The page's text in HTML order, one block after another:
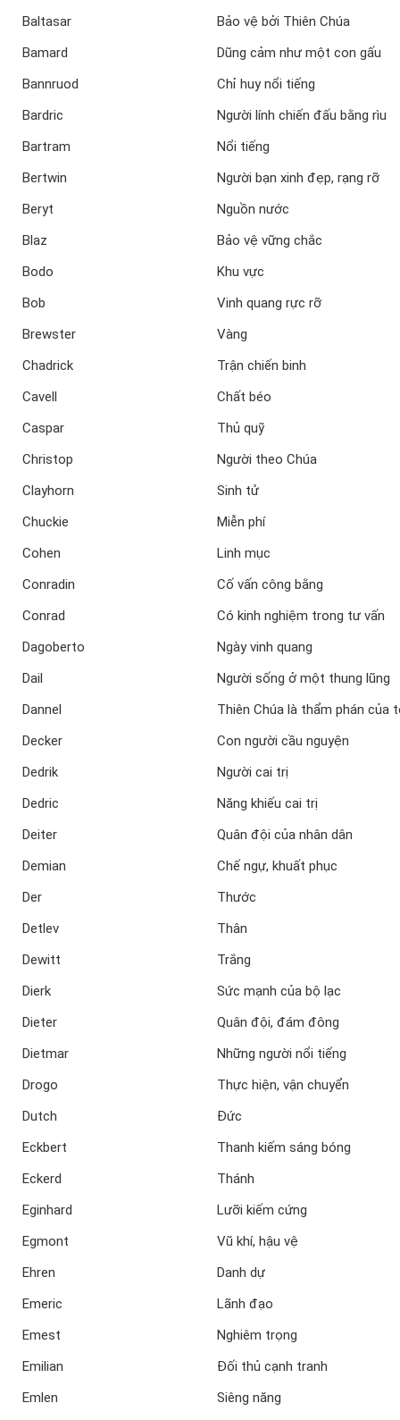
Baltasar
Bảo vệ bởi Thiên Chúa
Bamard
Dũng cảm như một con gấu
Bannruod
Chỉ huy nổi tiếng
Bardric
Người lính chiến đấu bằng rìu
Bartram
Nổi tiếng
Bertwin
Người bạn xinh đẹp, rạng rỡ
Beryt
Nguồn nước
Blaz
Bảo vệ vững chắc
Bodo
Khu vực
Bob
Vinh quang rực rỡ
Brewster
Vàng
Chadrick
Trận chiến binh
Cavell
Chất béo
Caspar
Thủ quỹ
Christop
Người theo Chúa
Clayhorn
Sinh tử
Chuckie
Miễn phí
Cohen
Linh mục
Conradin
Cố vấn công bằng
Conrad
Có kinh nghiệm trong tư vấn
Dagoberto
Ngày vinh quang
Dail
Người sống ở một thung lũng
Dannel
Thiên Chúa là thẩm phán của
Decker
Con người cầu nguyện
Dedrik
Người cai trị
Dedric
Năng khiếu cai trị
Deiter
Quân đội của nhân dân
Demian
Chế ngự, khuất phục
Der
Thước
Detlev
Thân
Dewitt
Trắng
Dierk
Sức mạnh của bộ lạc
Dieter
Quân đội, đám đông
Dietmar
Những người nổi tiếng
Drogo
Thực hiện, vận chuyển
Dutch
Đức
Eckbert
Thanh kiếm sáng bóng
Eckerd
Thánh
Eginhard
Lưỡi kiếm cứng
Egmont
Vũ khí, hậu vệ
Ehren
Danh dự
Emeric
Lãnh đạo
Emest
Nghiêm trọng
Emilian
Đối thủ cạnh tranh
Emlen
Siêng năng